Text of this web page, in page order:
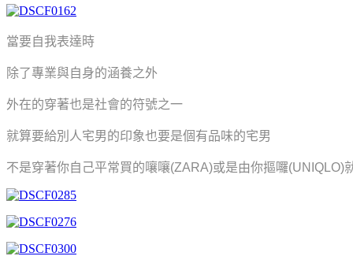
當要自我表達時
除了專業與自身的涵養之外
外在的穿著也是社會的符號之一
就算要給別人宅男的印象也要是個有品味的宅男
不是穿著你自己平常買的嚷嚷(ZARA)或是由你摳囉(UNIQLO)